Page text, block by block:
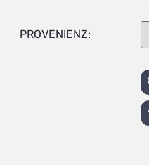
PROVENIENZ: